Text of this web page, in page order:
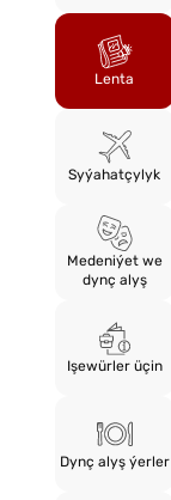
Lenta
Syýahatçylyk
Medeniýet we
dynç alyş
Işewürler üçin
Dynç alyş ýerler